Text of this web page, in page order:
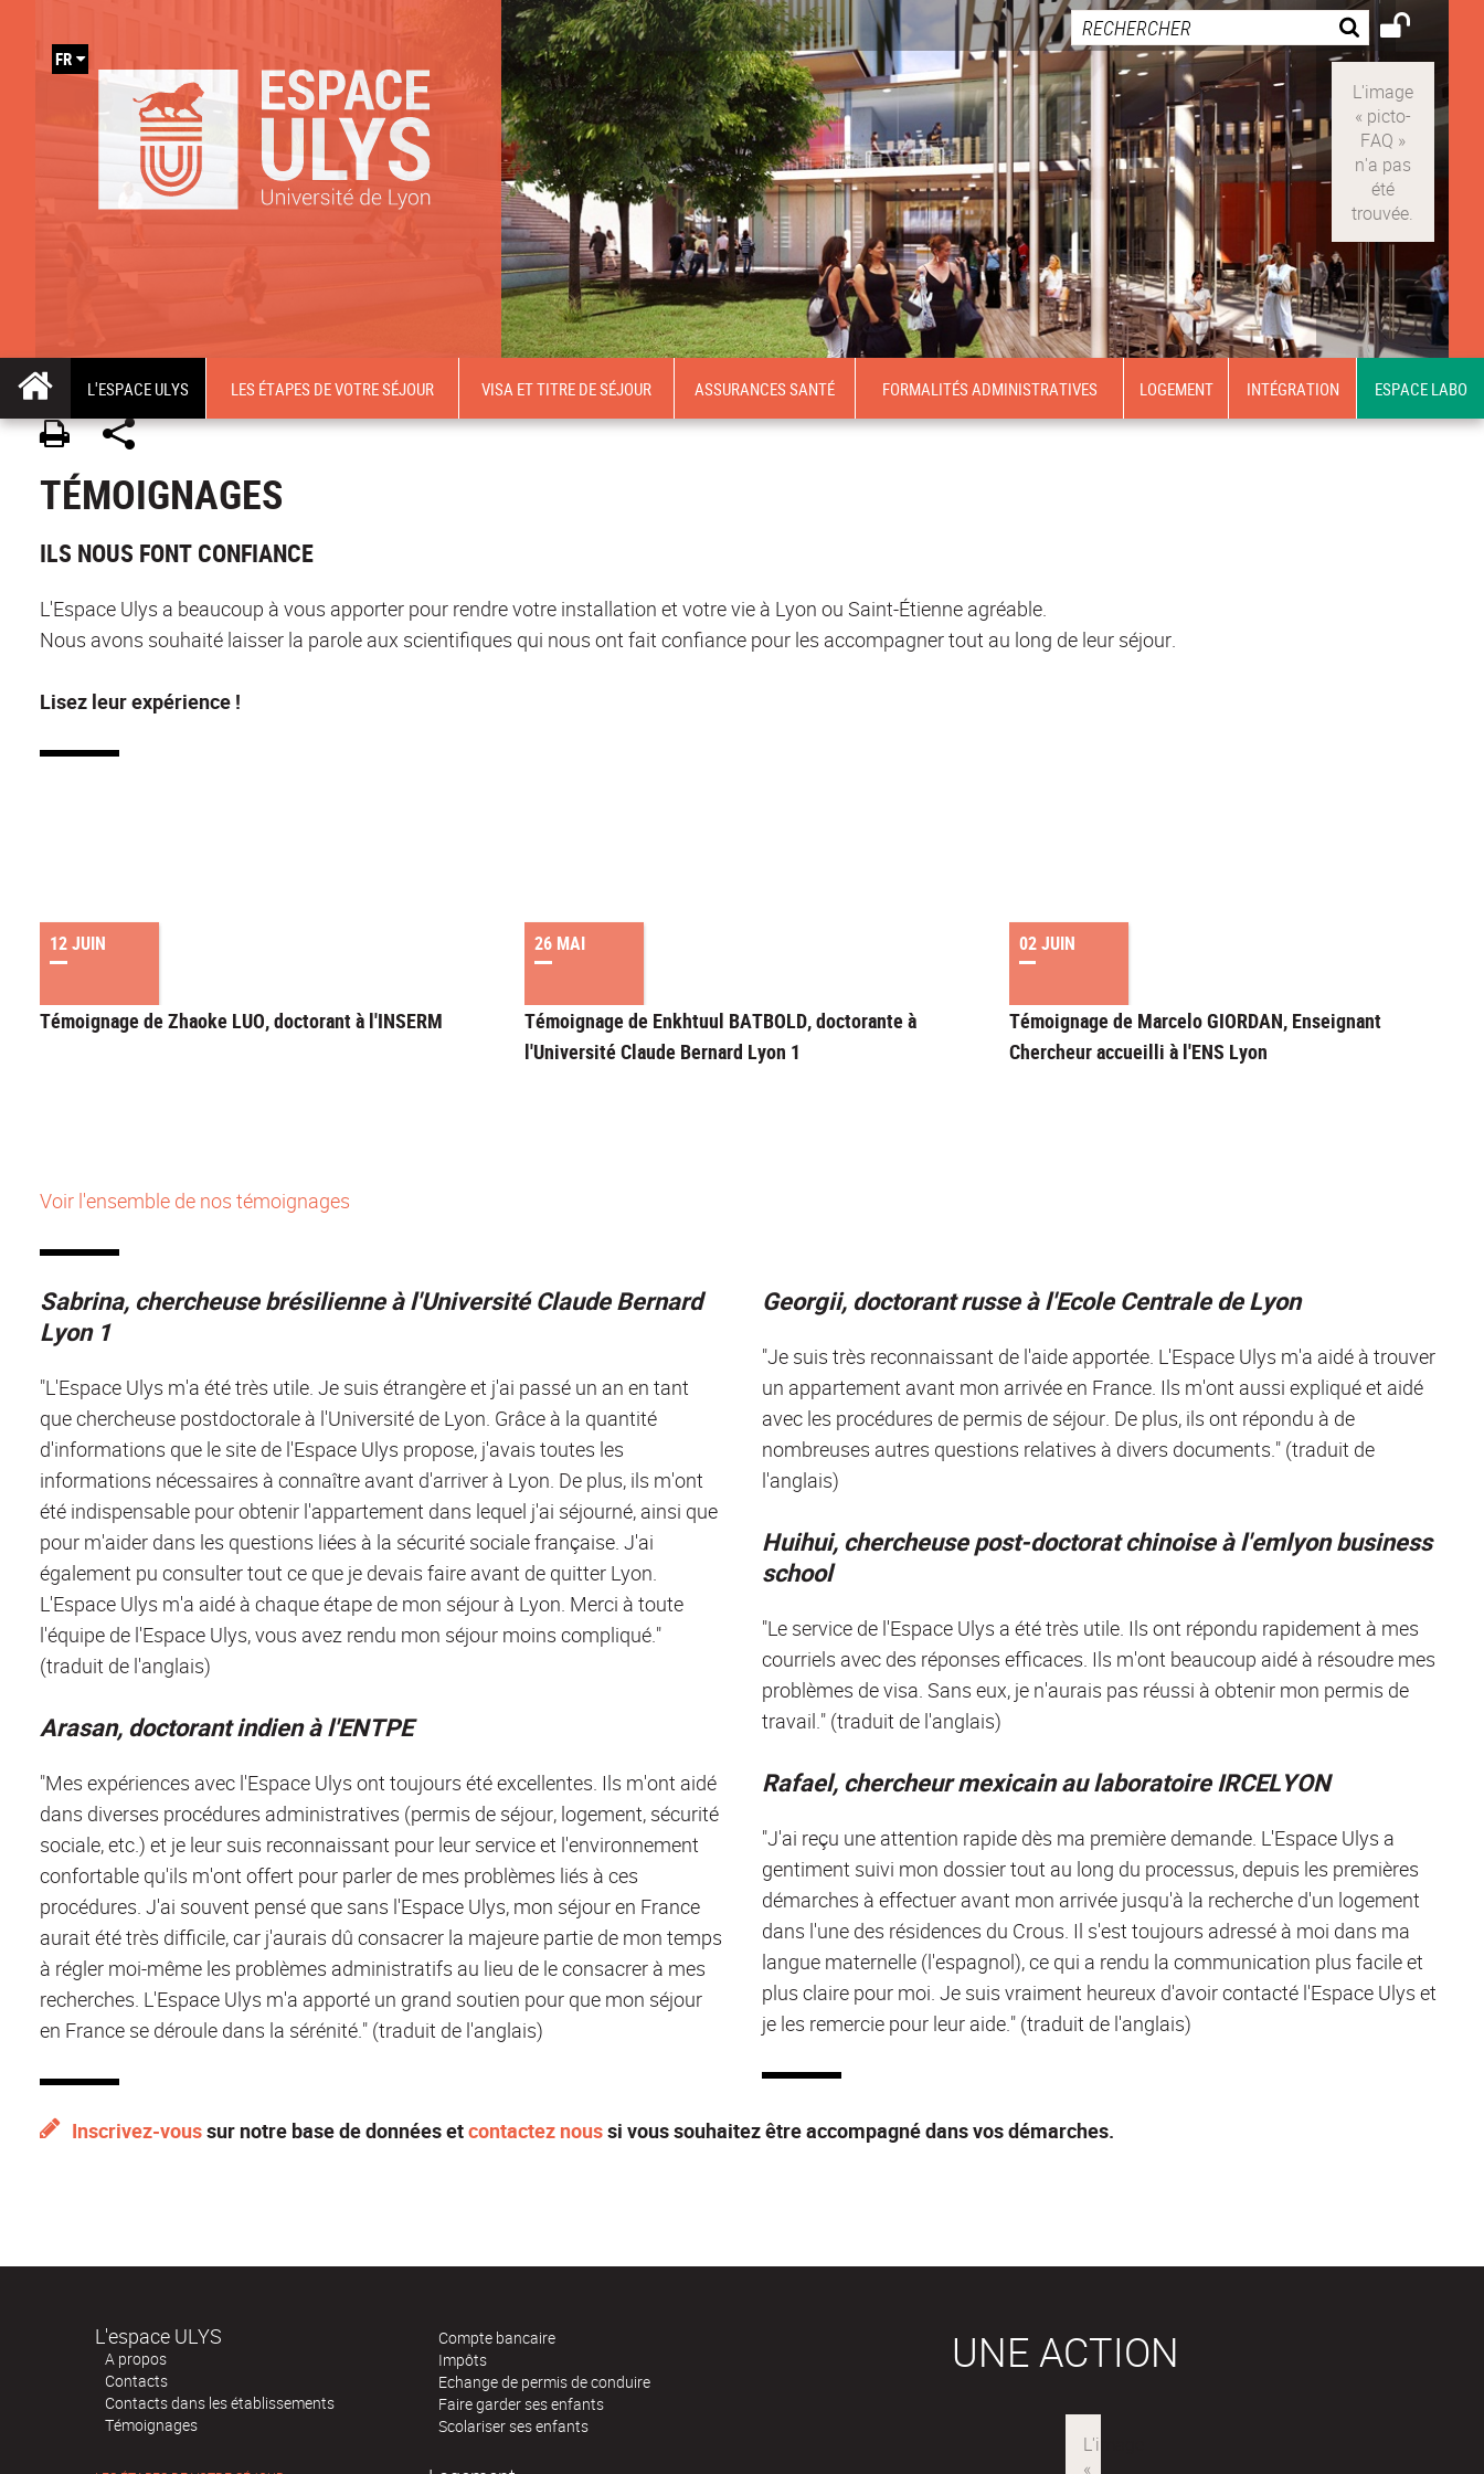
FR
L'ESPACE ULYS LES ÉTAPES DE VOTRE SÉJOUR VISA ET TITRE DE SÉJOUR ASSURANCES SANTÉ FORMALITÉS ADMINISTRATIVES LOGEMENT INTÉGRATION ESPACE LABO
TÉMOIGNAGES
ILS NOUS FONT CONFIANCE
L'Espace Ulys a beaucoup à vous apporter pour rendre votre installation et votre vie à Lyon ou Saint-Étienne agréable.
Nous avons souhaité laisser la parole aux scientifiques qui nous ont fait confiance pour les accompagner tout au long de leur séjour.
Lisez leur expérience !
12 JUIN
Témoignage de Zhaoke LUO, doctorant à l'INSERM
26 MAI
Témoignage de Enkhtuul BATBOLD, doctorante à
l'Université Claude Bernard Lyon 1
02 JUIN
Témoignage de Marcelo GIORDAN, Enseignant
Chercheur accueilli à l'ENS Lyon
Voir l'ensemble de nos témoignages
Sabrina, chercheuse brésilienne à l'Université Claude Bernard
Lyon 1
"L'Espace Ulys m'a été très utile. Je suis étrangère et j'ai passé un an en tant
que chercheuse postdoctorale à l'Université de Lyon. Grâce à la quantité
d'informations que le site de l'Espace Ulys propose, j'avais toutes les
informations nécessaires à connaître avant d'arriver à Lyon. De plus, ils m'ont
été indispensable pour obtenir l'appartement dans lequel j'ai séjourné, ainsi que
pour m'aider dans les questions liées à la sécurité sociale française. J'ai
également pu consulter tout ce que je devais faire avant de quitter Lyon.
L'Espace Ulys m'a aidé à chaque étape de mon séjour à Lyon. Merci à toute
l'équipe de l'Espace Ulys, vous avez rendu mon séjour moins compliqué."
(traduit de l'anglais)
Arasan, doctorant indien à l'ENTPE
"Mes expériences avec l'Espace Ulys ont toujours été excellentes. Ils m'ont aidé
dans diverses procédures administratives (permis de séjour, logement, sécurité
sociale, etc.) et je leur suis reconnaissant pour leur service et l'environnement
confortable qu'ils m'ont offert pour parler de mes problèmes liés à ces
procédures. J'ai souvent pensé que sans l'Espace Ulys, mon séjour en France
aurait été très difficile, car j'aurais dû consacrer la majeure partie de mon temps
à régler moi-même les problèmes administratifs au lieu de le consacrer à mes
recherches. L'Espace Ulys m'a apporté un grand soutien pour que mon séjour
en France se déroule dans la sérénité." (traduit de l'anglais)
Georgii, doctorant russe à l'Ecole Centrale de Lyon
"Je suis très reconnaissant de l'aide apportée. L'Espace Ulys m'a aidé à trouver
un appartement avant mon arrivée en France. Ils m'ont aussi expliqué et aidé
avec les procédures de permis de séjour. De plus, ils ont répondu à de
nombreuses autres questions relatives à divers documents." (traduit de
l'anglais)
Huihui, chercheuse post-doctorat chinoise à l'emlyon business
school
"Le service de l'Espace Ulys a été très utile. Ils ont répondu rapidement à mes
courriels avec des réponses efficaces. Ils m'ont beaucoup aidé à résoudre mes
problèmes de visa. Sans eux, je n'aurais pas réussi à obtenir mon permis de
travail." (traduit de l'anglais)
Rafael, chercheur mexicain au laboratoire IRCELYON
"J'ai reçu une attention rapide dès ma première demande. L'Espace Ulys a
gentiment suivi mon dossier tout au long du processus, depuis les premières
démarches à effectuer avant mon arrivée jusqu'à la recherche d'un logement
dans l'une des résidences du Crous. Il s'est toujours adressé à moi dans ma
langue maternelle (l'espagnol), ce qui a rendu la communication plus facile et
plus claire pour moi. Je suis vraiment heureux d'avoir contacté l'Espace Ulys et
je les remercie pour leur aide." (traduit de l'anglais)
Inscrivez-voussur notre base de données etcontactez noussi vous souhaitez être accompagné dans vos démarches.
L'espace ULYS
A propos
Contacts
Contacts dans les établissements
Témoignages
Compte bancaire
Impôts
Echange de permis de conduire
Faire garder ses enfants
Scolariser ses enfants
UNE ACTION